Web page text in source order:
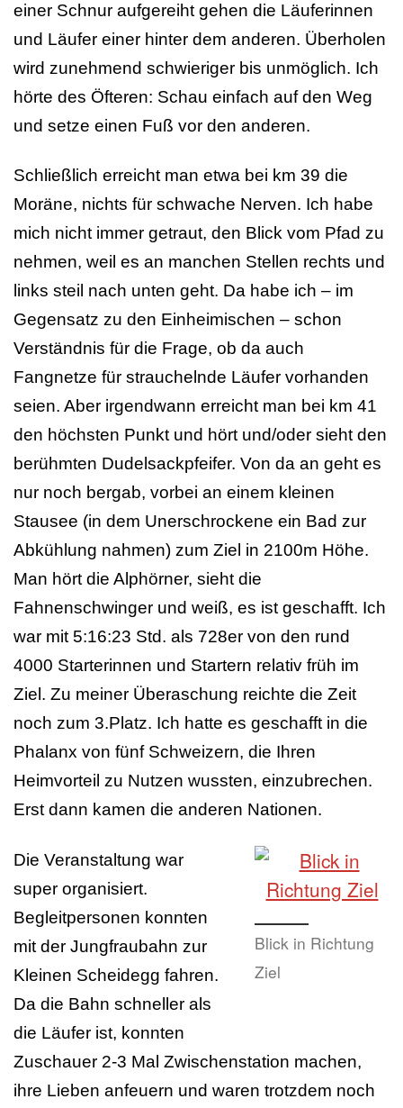
einer Schnur aufgereiht gehen die Läuferinnen
und Läufer einer hinter dem anderen. Überholen
wird zunehmend schwieriger bis unmöglich. Ich
hörte des Öfteren: Schau einfach auf den Weg
und setze einen Fuß vor den anderen.
Schließlich erreicht man etwa bei km 39 die
Moräne, nichts für schwache Nerven. Ich habe
mich nicht immer getraut, den Blick vom Pfad zu
nehmen, weil es an manchen Stellen rechts und
links steil nach unten geht. Da habe ich – im
Gegensatz zu den Einheimischen – schon
Verständnis für die Frage, ob da auch
Fangnetze für strauchelnde Läufer vorhanden
seien. Aber irgendwann erreicht man bei km 41
den höchsten Punkt und hört und/oder sieht den
berühmten Dudelsackpfeifer. Von da an geht es
nur noch bergab, vorbei an einem kleinen
Stausee (in dem Unerschrockene ein Bad zur
Abkühlung nahmen) zum Ziel in 2100m Höhe.
Man hört die Alphörner, sieht die
Fahnenschwinger und weiß, es ist geschafft. Ich
war mit 5:16:23 Std. als 728er von den rund
4000 Starterinnen und Startern relativ früh im
Ziel. Zu meiner Überaschung reichte die Zeit
noch zum 3.Platz. Ich hatte es geschafft in die
Phalanx von fünf Schweizern, die Ihren
Heimvorteil zu Nutzen wussten, einzubrechen.
Erst dann kamen die anderen Nationen.
Blick in Richtung
Ziel
Die Veranstaltung war
super organisiert.
Begleitpersonen konnten
mit der Jungfraubahn zur
Kleinen Scheidegg fahren.
Da die Bahn schneller als
die Läufer ist, konnten
Zuschauer 2-3 Mal Zwischenstation machen,
ihre Lieben anfeuern und waren trotzdem noch